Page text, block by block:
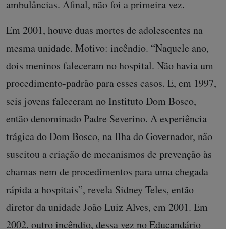
ambulâncias. Afinal, não foi a primeira vez.
Em 2001, houve duas mortes de adolescentes na
mesma unidade. Motivo: incêndio. “Naquele ano,
dois meninos faleceram no hospital. Não havia um
procedimento-padrão para esses casos. E, em 1997,
seis jovens faleceram no Instituto Dom Bosco,
então denominado Padre Severino. A experiência
trágica do Dom Bosco, na Ilha do Governador, não
suscitou a criação de mecanismos de prevenção às
chamas nem de procedimentos para uma chegada
rápida a hospitais”, revela Sidney Teles, então
diretor da unidade João Luiz Alves, em 2001. Em
2002, outro incêndio, dessa vez no Educandário